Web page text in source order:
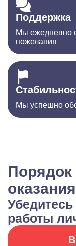
Поддержка
Мы ежедневно
пожелания
Мы успешно
Порядок
работы